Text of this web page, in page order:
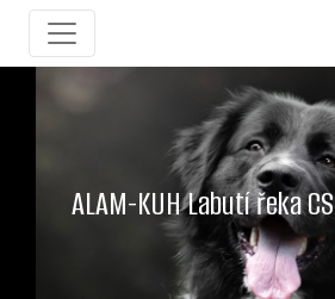
ALAM-KUH Labutí řeka CS